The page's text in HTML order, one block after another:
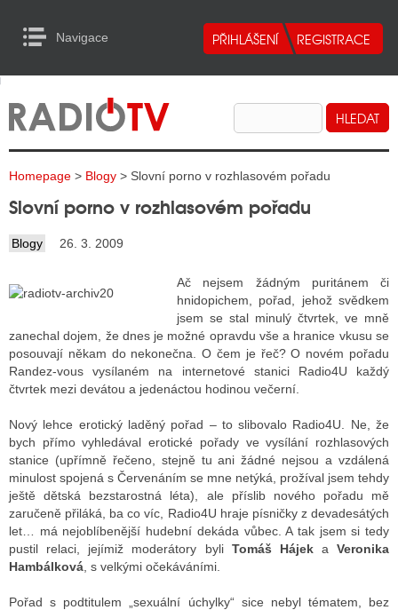
Navigace
RADIA
TELEVIZE
INTERNET
TISK
RADIA
RÁDIÍ
VYSÍLAČE
TELEVIZE
VYSÍLAČE
to Content
Homepage > Blogy > Slovní porno v rozhlasovém pořadu
Slovní porno v rozhlasovém pořadu
Blogy 26. 3. 2009
Ač nejsem žádným puritánem či
hnidopichem, pořad, jehož svědkem
jsem se stal minulý čtvrtek, ve mně
zanechal dojem, že dnes je možné opravdu vše a hranice vkusu se
posouvají někam do nekonečna. O čem je řeč? O novém pořadu
Randez-vous vysílaném na internetové stanici Radio4U každý
čtvrtek mezi devátou a jedenáctou hodinou večerní.
Nový lehce erotický laděný pořad – to slibovalo Radio4U. Ne, že
bych přímo vyhledával erotické pořady ve vysílání rozhlasových
stanice (upřímně řečeno, stejně tu ani žádné nejsou a vzdálená
minulost spojená s Červenáním se mne netýká, prožíval jsem tehdy
ještě dětská bezstarostná léta), ale příslib nového pořadu mě
zaručeně přiláká, ba co víc, Radio4U hraje písničky z devadesátých
let… má nejoblíbenější hudební dekáda vůbec. A tak jsem si tedy
pustil relaci, jejímiž moderátory byliTomáš Hájek a Veronika
Hambálková , s velkými očekáváními.
Pořad s podtitulem „sexuální úchylky“ sice nebyl tématem, bez